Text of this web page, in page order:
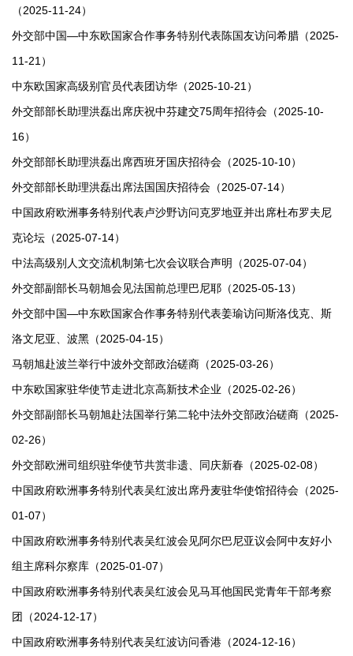
（2025-11-24）
外交部中国—中东欧国家合作事务特别代表陈国友访问希腊（2025-
11-21）
中东欧国家高级别官员代表团访华（2025-10-21）
外交部部长助理洪磊出席庆祝中芬建交75周年招待会（2025-10-
16）
外交部部长助理洪磊出席西班牙国庆招待会（2025-10-10）
外交部部长助理洪磊出席法国国庆招待会（2025-07-14）
中国政府欧洲事务特别代表卢沙野访问克罗地亚并出席杜布罗夫尼
克论坛（2025-07-14）
中法高级别人文交流机制第七次会议联合声明（2025-07-04）
外交部副部长马朝旭会见法国前总理巴尼耶（2025-05-13）
外交部中国—中东欧国家合作事务特别代表姜瑜访问斯洛伐克、斯
洛文尼亚、波黑（2025-04-15）
马朝旭赴波兰举行中波外交部政治磋商（2025-03-26）
中东欧国家驻华使节走进北京高新技术企业（2025-02-26）
外交部副部长马朝旭赴法国举行第二轮中法外交部政治磋商（2025-
02-26）
外交部欧洲司组织驻华使节共赏非遗、同庆新春（2025-02-08）
中国政府欧洲事务特别代表吴红波出席丹麦驻华使馆招待会（2025-
01-07）
中国政府欧洲事务特别代表吴红波会见阿尔巴尼亚议会阿中友好小
组主席科尔察库（2025-01-07）
中国政府欧洲事务特别代表吴红波会见马耳他国民党青年干部考察
团（2024-12-17）
中国政府欧洲事务特别代表吴红波访问香港（2024-12-16）